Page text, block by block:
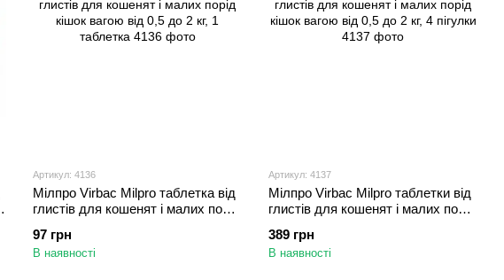
Артикул: 4136
Мілпро Virbac Milpro таблетка від
глистів для кошенят і малих порід
таблетка
97 грн
В наявності
Артикул: 4137
Мілпро Virbac Milpro таблетки від
глистів для кошенят і малих порід
пігулки
389 грн
В наявності